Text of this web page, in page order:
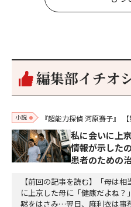
編集部イチオ
小説 『超能力探偵 河原賽子』
私に会いに上
情報が示した
患者のための
【前回の記事を読む】「母は
に上京した母に「健康だよね
黙をはさみ…翌日、麻利衣は事